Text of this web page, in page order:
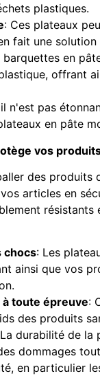
plastiques.
: Ces plateaux
fait une
barquettes en
offrant
n'est pas
en pâte
vos
des produits
articles en
chocs: Les
ainsi que vos
toute épreuve:
des produits
durabilité de la
dommages
en particulier